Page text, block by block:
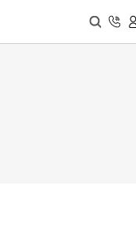
Search
for: